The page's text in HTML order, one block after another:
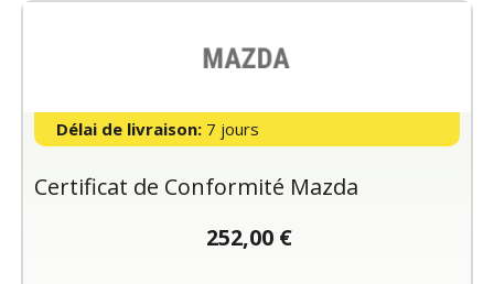
Délai de livraison: 7 jours
Certificat de Conformité Mazda
252,00 €